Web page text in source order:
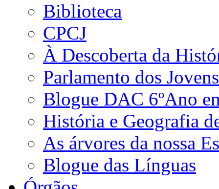
Biblioteca
CPCJ
À Descoberta da
Parlamento dos Jovens
Blogue DAC 6ºAno
História e Geografia
As árvores da nossa
Blogue das Línguas